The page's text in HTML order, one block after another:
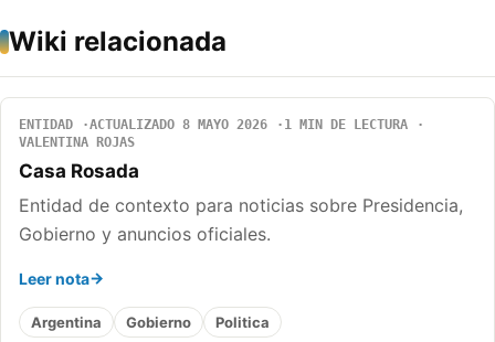
Wiki relacionada
ENTIDAD ACTUALIZADO 8 MAYO 2026
1 MIN DE LECTURA
VALENTINA ROJAS
Casa Rosada
Entidad de contexto para noticias sobre Presidencia,
Gobierno y anuncios oficiales.
Leer nota
Argentina Gobierno Politica